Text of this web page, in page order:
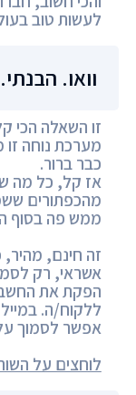
לעשות טוב
וואו.
זו השאלה הכי
מערכת נוחה
כבר ברור.
אז קל, כל מה
מהכפתורים
ממש פה בסוף
זה חינם,
אשראי, רק
הפקת את
ללקוח/ה.
אפשר לסמוך
לוחצים על